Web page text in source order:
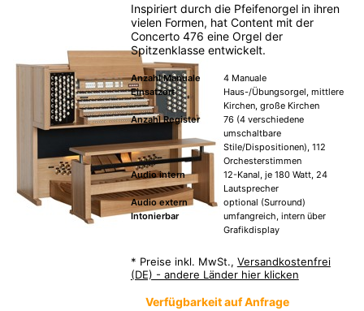
Inspiriert durch die Pfeifenorgel in ihren
vielen Formen, hat Content mit der
Concerto 476 eine Orgel der
Spitzenklasse entwickelt.
Anzahl Manuale
4 Manuale
Einsatzort
Haus-/Übungsorgel, mittlere
Kirchen, große Kirchen
Anzahl Register
76 (4 verschiedene
umschaltbare
Stile/Dispositionen), 112
Orchesterstimmen
Audio intern
12-Kanal, je 180 Watt, 24
Lautsprecher
Audio extern
optional (Surround)
Intonierbar
umfangreich, intern über
Grafikdisplay
* Preise inkl. MwSt., Versandkostenfrei
(DE) - andere Länder hier klicken
Verfügbarkeit auf Anfrage